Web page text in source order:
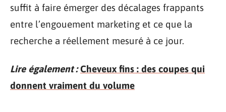
suffit à faire émerger des décalages frappants
entre l’engouement marketing et ce que la
recherche a réellement mesuré à ce jour.
Lire également : Cheveux fins : des coupes qui
donnent vraiment du volume